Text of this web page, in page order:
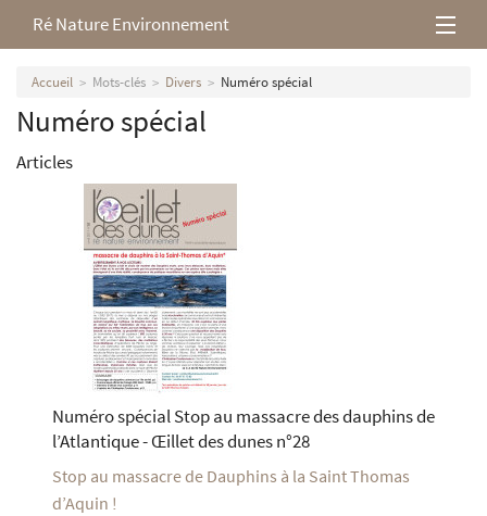
Ré Nature Environnement
L’association
Milieux rétais
Nos parutions
Accueil Mots-clés Divers Numéro spécial
Numéro spécial
Articles
Numéro spécial Stop au massacre des dauphins de
l’Atlantique - Œillet des dunes n°28
Stop au massacre de Dauphins à la Saint Thomas
d’Aquin !